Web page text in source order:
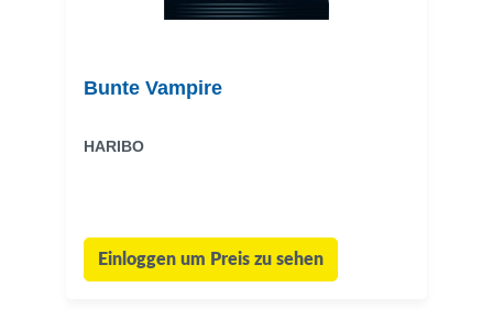
Bunte Vampire
HARIBO
Einloggen um Preis zu sehen